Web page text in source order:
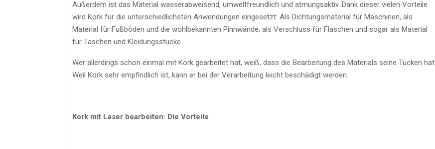
Außerdem ist das Material wasserabweisend, umweltfreundlich und atmungsaktiv. Dank dieser vielen Vorteile
wird Kork für die unterschiedlichsten Anwendungen eingesetzt: Als Dichtungsmaterial für Maschinen, als
Material für Fußböden und die wohlbekannten Pinnwände, als Verschluss für Flaschen und sogar als Material
für Taschen und Kleidungsstücke.
Wer allerdings schon einmal mit Kork gearbeitet hat, weiß, dass die Bearbeitung des Materials seine Tücken hat.
Weil Kork sehr empfindlich ist, kann er bei der Verarbeitung leicht beschädigt werden.
Kork mit Laser bearbeiten: Die Vorteile